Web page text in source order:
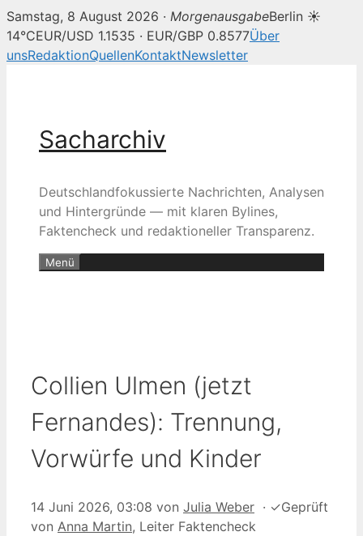
Samstag, 8 August 2026 · MorgenausgabeBerlin ☀
14°CEUR/USD 1.1535 · EUR/GBP 0.8577Über
unsRedaktionQuellenKontaktNewsletter
Sacharchiv
Deutschlandfokussierte Nachrichten, Analysen
und Hintergründe — mit klaren Bylines,
Faktencheck und redaktioneller Transparenz.
Menü
Collien Ulmen (jetzt
Fernandes): Trennung,
Vorwürfe und Kinder
14 Juni 2026, 03:08 von Julia Weber · ✓Geprüft
von Anna Martin, Leiter Faktencheck